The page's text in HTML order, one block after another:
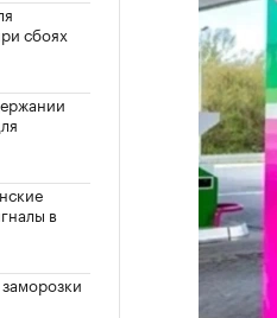
сбоях
в